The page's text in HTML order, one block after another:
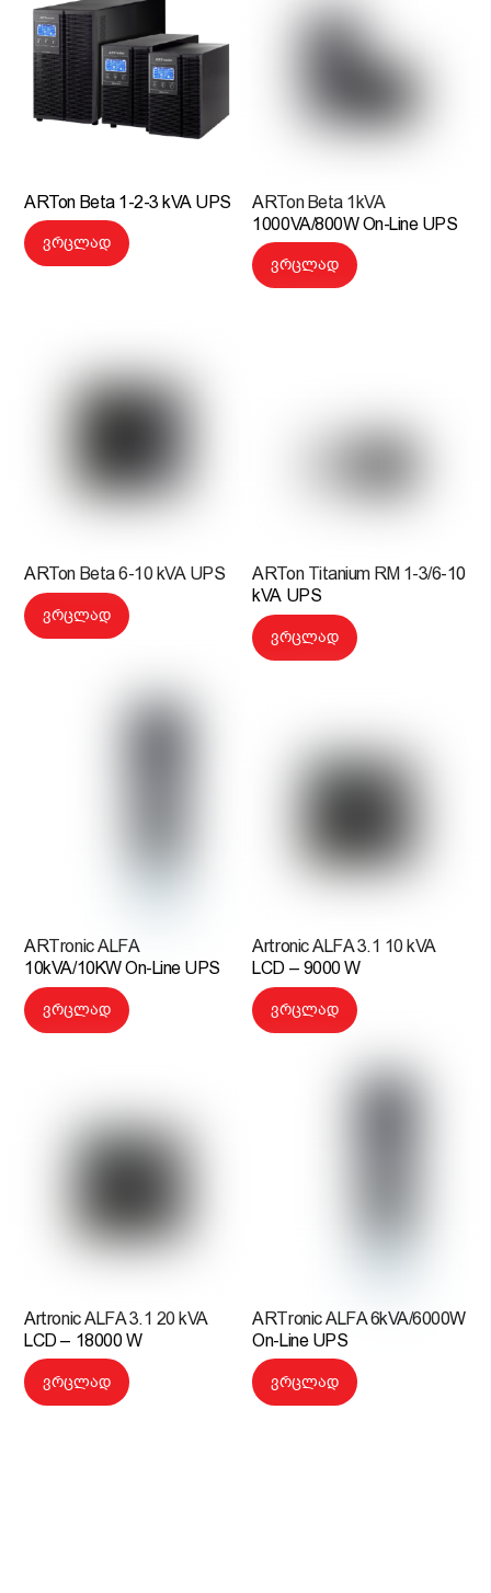
ARTon Beta 1-2-3 kVA UPS
ვრცლად
ARTon Beta 1kVA
1000VA/800W On-Line UPS
ვრცლად
ARTon Beta 6-10 kVA UPS
ვრცლად
ARTon Titanium RM 1-3/6-10
kVA UPS
ვრცლად
ARTronic ALFA
10kVA/10KW On-Line UPS
ვრცლად
Artronic ALFA 3.1 10 kVA
LCD – 9000 W
ვრცლად
Artronic ALFA 3.1 20 kVA
LCD – 18000 W
ვრცლად
ARTronic ALFA 6kVA/6000W
On-Line UPS
ვრცლად